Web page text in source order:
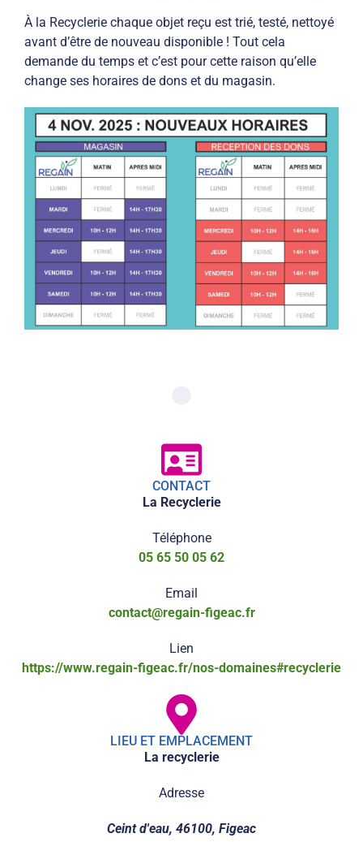
À la Recyclerie chaque objet reçu est trié, testé, nettoyé
avant d’être de nouveau disponible ! Tout cela
demande du temps et c’est pour cette raison qu’elle
change ses horaires de dons et du magasin.
CONTACT
La Recyclerie
Téléphone
05 65 50 05 62
Email
contact@regain-figeac.fr
Lien
https://www.regain-figeac.fr/nos-domaines#recyclerie
LIEU ET EMPLACEMENT
La recyclerie
Adresse
Ceint d'eau, 46100, Figeac